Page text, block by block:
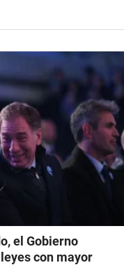
el Gobierno
con mayor